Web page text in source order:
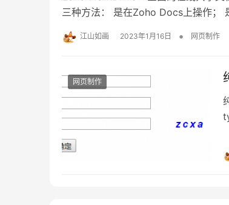
三种方法： 是在Zoho Docs上操作；
江山如画 2023年1月16日 • 网页制作
网页制作